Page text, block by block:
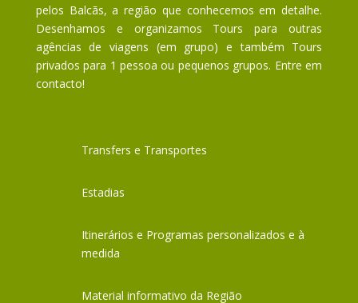
pelos Balcãs, a região que conhecemos em detalhe.
Desenhamos e organizamos Tours para outras
agências de viagens (em grupo) e também Tours
privados para 1 pessoa ou pequenos grupos. Entre em
contacto!
Transfers e Transportes
Estadias
Itinerários e Programas personalizados e à
medida
Material informativo da Região